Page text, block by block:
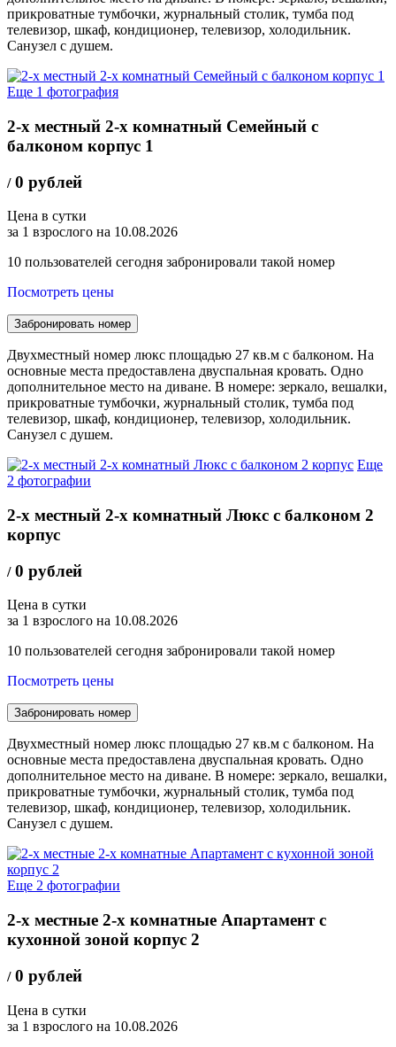
прикроватные тумбочки, журнальный столик, тумба под
телевизор, шкаф, кондиционер, телевизор, холодильник.
Санузел с душем.
Еще 1 фотография
2-х местный 2-х комнатный Семейный с
балконом корпус 1
/0 рублей
Цена в сутки
за 1 взрослого на 10.08.2026
10 пользователей сегодня забронировали такой номер
Посмотреть цены
Забронировать номер
Двухместный номер люкс площадью 27 кв.м с балконом. На
основные места предоставлена двуспальная кровать. Одно
дополнительное место на диване. В номере: зеркало, вешалки,
прикроватные тумбочки, журнальный столик, тумба под
телевизор, шкаф, кондиционер, телевизор, холодильник.
Санузел с душем.
Еще
2 фотографии
2-х местный 2-х комнатный Люкс с балконом 2
корпус
/0 рублей
Цена в сутки
за 1 взрослого на 10.08.2026
10 пользователей сегодня забронировали такой номер
Посмотреть цены
Забронировать номер
Двухместный номер люкс площадью 27 кв.м с балконом. На
основные места предоставлена двуспальная кровать. Одно
дополнительное место на диване. В номере: зеркало, вешалки,
прикроватные тумбочки, журнальный столик, тумба под
телевизор, шкаф, кондиционер, телевизор, холодильник.
Санузел с душем.
Еще 2 фотографии
2-х местные 2-х комнатные Апартамент с
кухонной зоной корпус 2
/0 рублей
Цена в сутки
за 1 взрослого на 10.08.2026